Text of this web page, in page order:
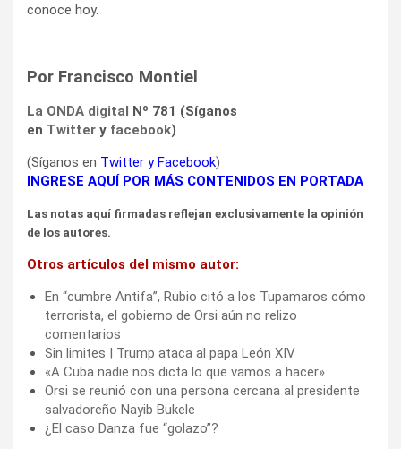
conoce hoy.
Por Francisco Montiel
La ONDA digital Nº 781 (Síganos
en Twitter y facebook)
(Síganos en Twitter yFacebook)
INGRESE AQUÍ POR MÁS CONTENIDOS EN PORTADA
Las notas aquí firmadas reflejan exclusivamente la opinión
de los autores.
Otros artículos del mismo autor:
En “cumbre Antifa”, Rubio citó a los Tupamaros cómo
terrorista, el gobierno de Orsi aún no relizo
comentarios
Sin limites | Trump ataca al papa León XIV
«A Cuba nadie nos dicta lo que vamos a hacer»
Orsi se reunió con una persona cercana al presidente
salvadoreño Nayib Bukele
¿El caso Danza fue “golazo”?